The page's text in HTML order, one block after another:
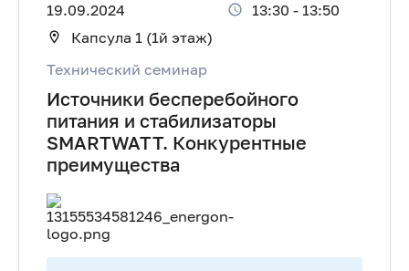
19.09.2024 13:30 - 13:50
Капсула 1 (1й этаж)
Технический семинар
Источники бесперебойного
питания и стабилизаторы
SMARTWATT. Конкурентные
преимущества